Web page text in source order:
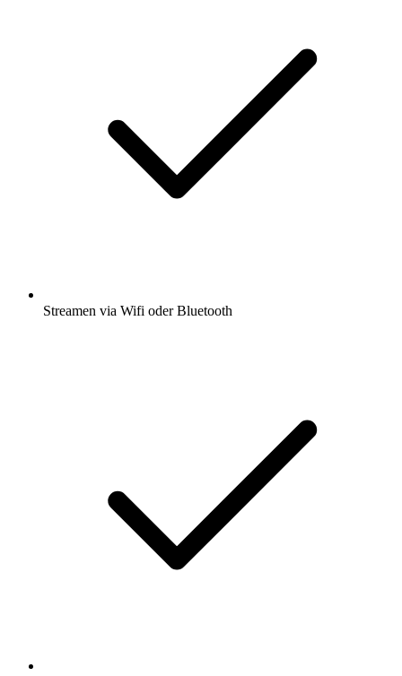
Streamen via Wifi oder Bluetooth